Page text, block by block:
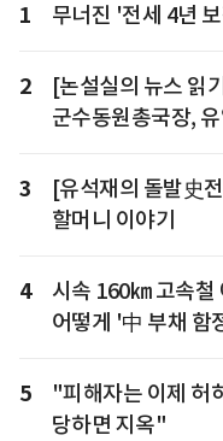
1 무너진 '전세 4년
2
[논설실의 뉴스 읽
군수동원총국장,
3
[유석재의 돌발史
할머니 이야기
4
시속 160㎞ 고속
어떻게 '中 부채 함
5
"피해자는 이제 허
당하면 지옥"